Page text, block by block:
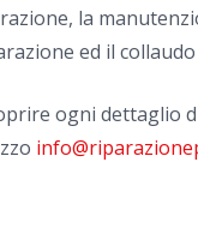
la
ed il
ogni dettaglio